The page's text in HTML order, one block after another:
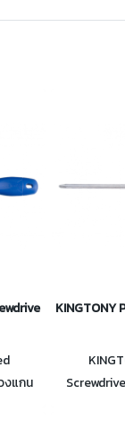
ไขควงแกนกล
งแกน
KINGTONY